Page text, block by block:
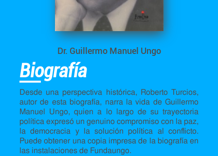
Dr. Guillermo Manuel Ungo
Biografía
Desde una perspectiva histórica, Roberto Turcios,
autor de esta biografía, narra la vida de Guillermo
Manuel Ungo, quien a lo largo de su trayectoria
política expresó un genuino compromiso con la paz,
la democracia y la solución política al conflicto.
Puede obtener una copia impresa de la biografía en
las instalaciones de Fundaungo.